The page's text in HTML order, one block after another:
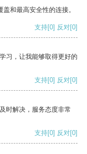
和最高安全性的连接。
支持[0] 反对[0]
习，让我能够取得更好的
支持[0] 反对[0]
时解决，服务态度非常
支持[0] 反对[0]